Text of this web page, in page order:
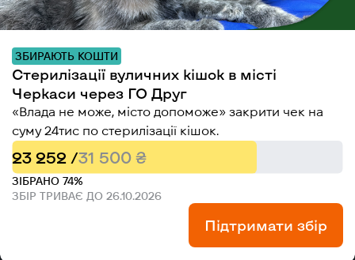
ЗБИРАЮТЬ КОШТИ
Стерилізації вуличних кішок в місті
Черкаси через ГО Друг
«Влада не може, місто допоможе» закрити чек на
суму 24тис по стерилізації кішок.
23 252 /31 500 ₴
ЗІБРАНО 74%
ЗБІР ТРИВАЄ ДО 26.10.2026
Підтримати збір